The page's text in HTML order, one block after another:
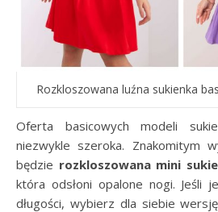
Rozkloszowana luźna sukienka
Oferta basicowych modeli
niezwykle szeroka. Znakomitym
będzie rozkloszowana mini
która odsłoni opalone nogi. Jeśli
długości, wybierz dla siebie